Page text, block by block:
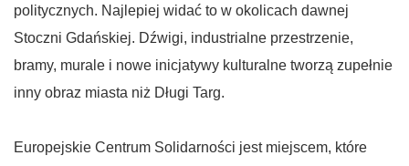
politycznych. Najlepiej widać to w okolicach dawnej
Stoczni Gdańskiej. Dźwigi, industrialne przestrzenie,
bramy, murale i nowe inicjatywy kulturalne tworzą zupełnie
inny obraz miasta niż Długi Targ.
Europejskie Centrum Solidarności jest miejscem, które